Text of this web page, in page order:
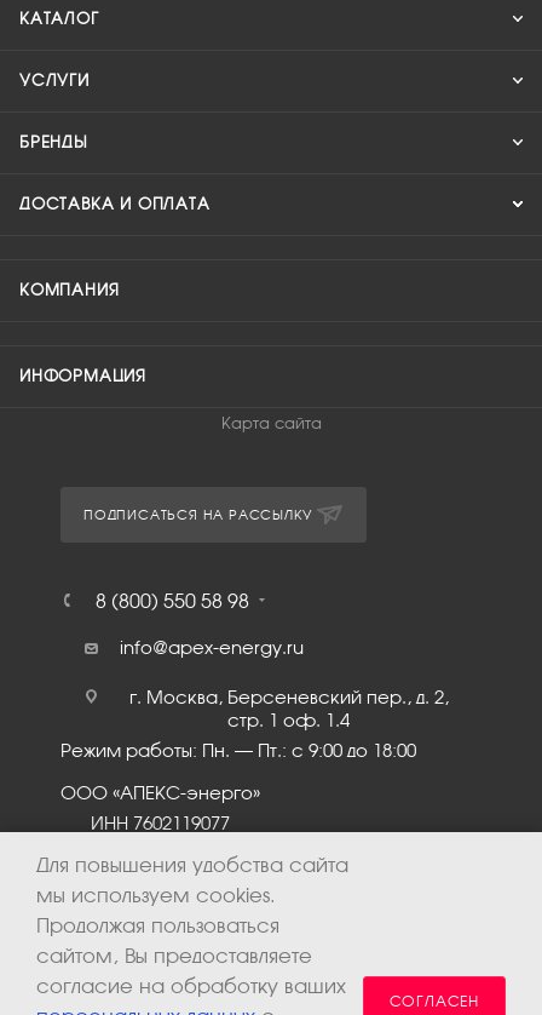
КАТАЛОГ
УСЛУГИ
БРЕНДЫ
ДОСТАВКА И ОПЛАТА
КОМПАНИЯ
ИНФОРМАЦИЯ
Карта сайта
ПОДПИСАТЬСЯ НА РАССЫЛКУ
8 (800) 550 58 98
info@apex-energy.ru
г. Москва, Берсеневский пер., д. 2,
стр. 1 оф. 1.4
Режим работы: Пн. – Пт.: с 9:00 до 18:00
ООО «АПЕКС-энерго»
ИНН 7602119077
Для повышения удобства сайта
мы используем cookies.
Продолжая пользоваться
сайтом, Вы предоставляете
согласие на обработку ваших
СОГЛАСЕН